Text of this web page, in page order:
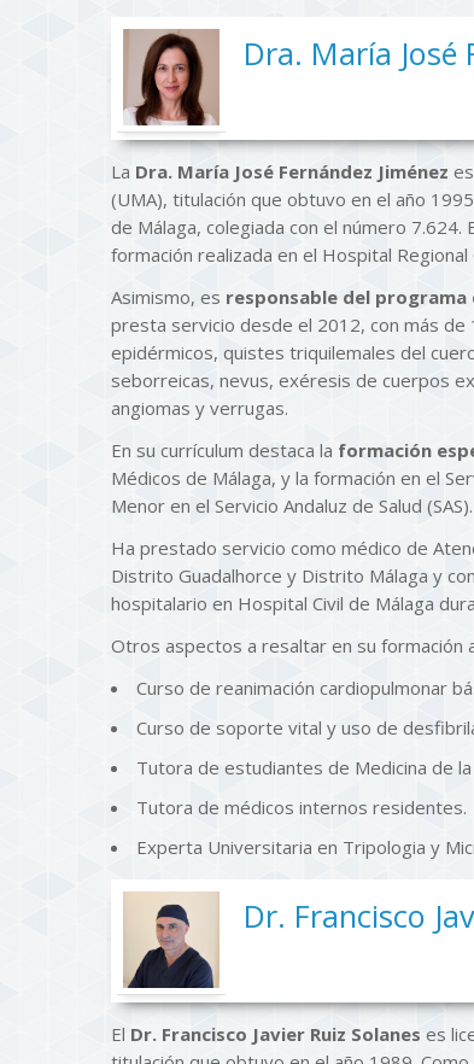
Dra. María José
La Dra. María José Fernández Jiménez
(UMA), titulación que obtuvo en el año
de Málaga, colegiada con el número 7.624.
formación realizada en el Hospital
Asimismo, es responsable del
presta servicio desde el 2012, con más
epidérmicos, quistes triquilemales del
seborreicas, nevus, exéresis de cuerpos
angiomas y verrugas.
En su currículum destaca la formación
Médicos de Málaga, y la formación en el
Menor en el Servicio Andaluz de Salud (SAS).
Ha prestado servicio como médico de
Distrito Guadalhorce y Distrito Málaga y
hospitalario en Hospital Civil de Málaga
Otros aspectos a resaltar en su formación
Curso de reanimación cardiopulmonar
Curso de soporte vital y uso de
Tutora de estudiantes de Medicina de
Tutora de médicos internos residentes.
Experta Universitaria en Tripologia y
Dr. Francisco
El Dr. Francisco Javier Ruiz Solanes es